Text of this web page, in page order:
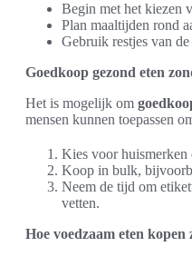
Begin met het kiezen
Plan maaltijden rond
Gebruik restjes van
Goedkoop gezond eten
Het is mogelijk om
mensen kunnen toepassen
Kies voor huismerken
Koop in bulk,
Neem de tijd om
vetten.
Hoe voedzaam eten